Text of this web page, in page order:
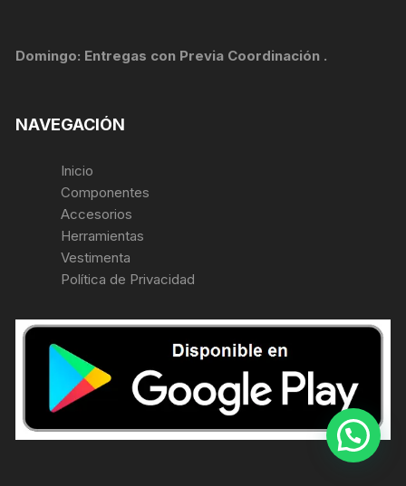
Domingo: Entregas con Previa Coordinación .
NAVEGACIÓN
Inicio
Componentes
Accesorios
Herramientas
Vestimenta
Política de Privacidad